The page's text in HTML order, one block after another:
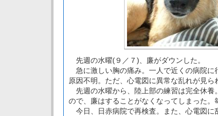
先週の水曜(９／７)、廉がダウンした。
急に激しい胸の痛み。一人で近くの病院に
原因不明。ただ、心電図に異常な乱れが見ら
先週の水曜から、陸上部の練習は完全休養
ので、廉はすることがなくなってしまった。
今日、日赤病院で再検査。また、心電図に